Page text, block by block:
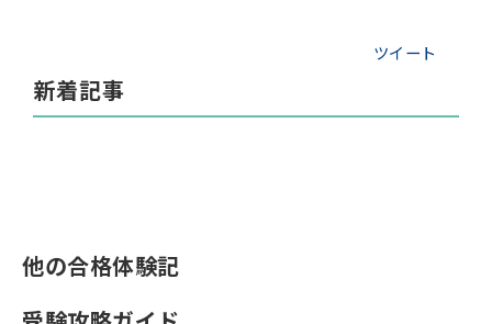
ツイート
新着記事
他の合格体験記